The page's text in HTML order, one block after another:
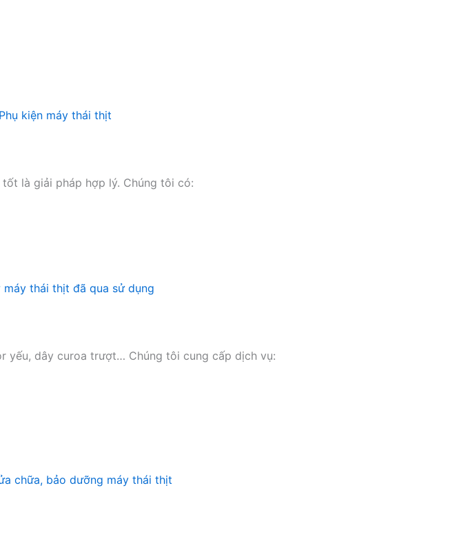
Phụ kiện máy thái thịt
là giải pháp hợp lý. Chúng tôi có:
máy thái thịt đã qua sử dụng
yếu, dây curoa trượt… Chúng tôi cung cấp dịch vụ:
chữa, bảo dưỡng máy thái thịt